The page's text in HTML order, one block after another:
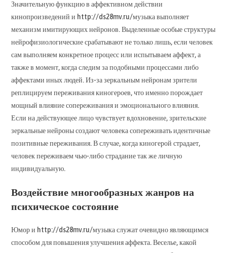
Значительную функцию в аффективном действии
кинопроизведений и http://ds28mv.ru/музыка выполняет
механизм имитирующих нейронов. Выделенные особые структуры
нейрофизиологические срабатывают не только лишь, если человек
сам выполняем конкретное процесс или испытываем аффект, а
также в момент, когда следим за подобными процессами либо
аффектами иных людей. Из-за зеркальным нейронам зрители
реплицируем переживания киногероев, что именно порождает
мощный влияние сопереживания и эмоционального влияния.
Если на действующее лицо чувствует вдохновение, зрительские
зеркальные нейроны создают человека сопереживать идентичные
позитивные переживания. В случае, когда киногерой страдает,
человек переживаем чью-либо страдание так же личную
индивидуальную.
Воздействие многообразных жанров на
психическое состояние
Юмор и http://ds28mv.ru/музыка служат очевидно являющимся
способом для повышения улучшения аффекта. Веселье, какой